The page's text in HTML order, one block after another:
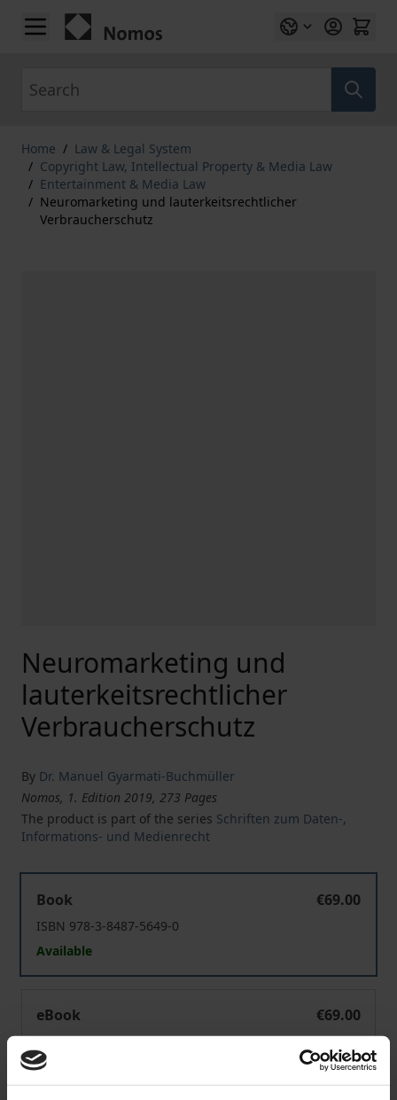
Skip to Content
Home / Law & Legal System
/ Copyright Law, Intellectual Property & Media Law
/ Entertainment & Media Law
/ Neuromarketing und lauterkeitsrechtlicher
Verbraucherschutz
Neuromarketing und
lauterkeitsrechtlicher
Verbraucherschutz
By Dr. Manuel Gyarmati-Buchmüller
Nomos, 1. Edition 2019, 273 Pages
The product is part of the series Schriften zum Daten-,
Informations- und Medienrecht
Book
€69.00
ISBN 978-3-8487-5649-0
Available
eBook
€69.00
ISBN 978-3-8452-9730-9
Available